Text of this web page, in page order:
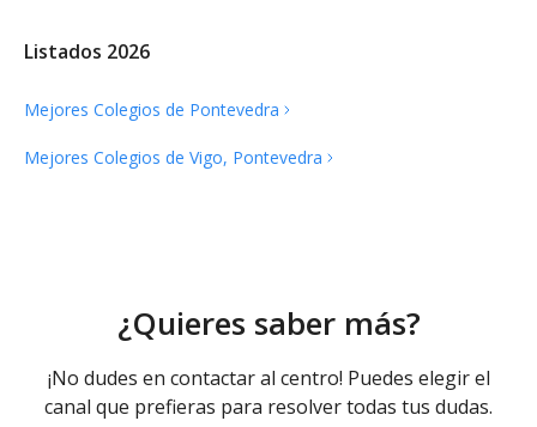
Listados 2026
Mejores Colegios de Pontevedra
Mejores Colegios de Vigo, Pontevedra
¿Quieres saber más?
¡No dudes en contactar al centro! Puedes elegir el
canal que prefieras para resolver todas tus dudas.